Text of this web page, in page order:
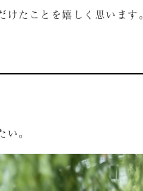
たことを嬉しく思います。
。